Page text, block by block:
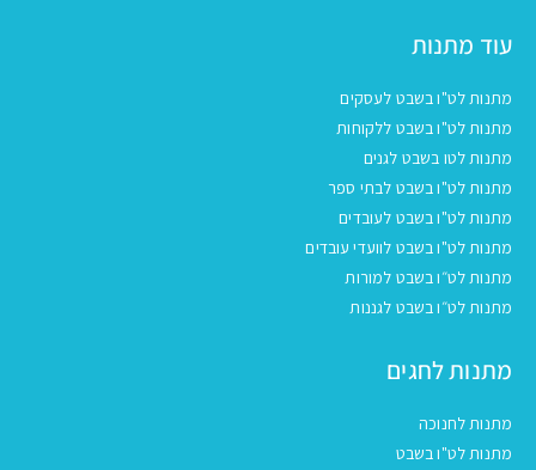
עוד מתנות
מתנות לט"ו בשבט לעסקים
מתנות לט"ו בשבט ללקוחות
מתנות לטו בשבט לגנים
מתנות לט"ו בשבט לבתי ספר
מתנות לט"ו בשבט לעובדים
מתנות לט"ו בשבט לוועדי עובדים
מתנות לט״ו בשבט למורות
מתנות לט״ו בשבט לגננות
מתנות לחגים
מתנות לחנוכה
מתנות לט"ו בשבט